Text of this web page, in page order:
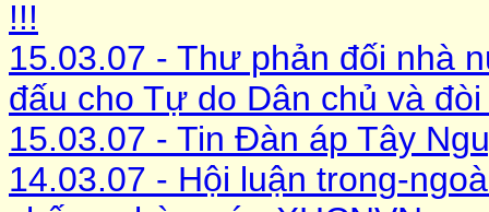
!!!
15.03.07 - Thư phản đối nhà
đấu cho Tự do Dân chủ và
15.03.07 - Tin Đàn áp Tây
14.03.07 - Hội luận trong-